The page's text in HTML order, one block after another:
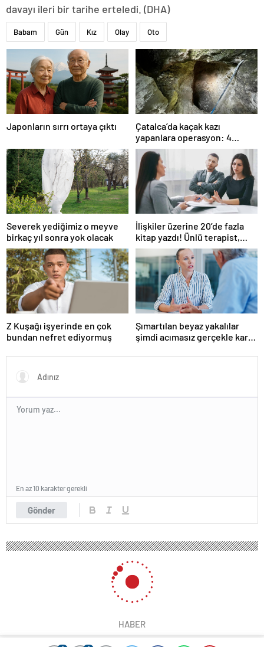
davayı ileri bir tarihe erteledi. (DHA)
Babam Gün Kız Olay Oto
Japonların sırrı ortaya çıktı
Çatalca’da kaçak kazı
yapanlara operasyon: 4
gözaltı
Severek yediğimiz o meyve
birkaç yıl sonra yok olacak
İlişkiler üzerine 20’de fazla
kitap yazdı! Ünlü terapist,
boşanmaların gerçek
suçlularını açıklıyor
Z Kuşağı işyerinde en çok
bundan nefret ediyormuş
Şımartılan beyaz yakalılar
şimdi acımasız gerçekle karşı
Gönder
En az 10 karakter gerekli
HABER